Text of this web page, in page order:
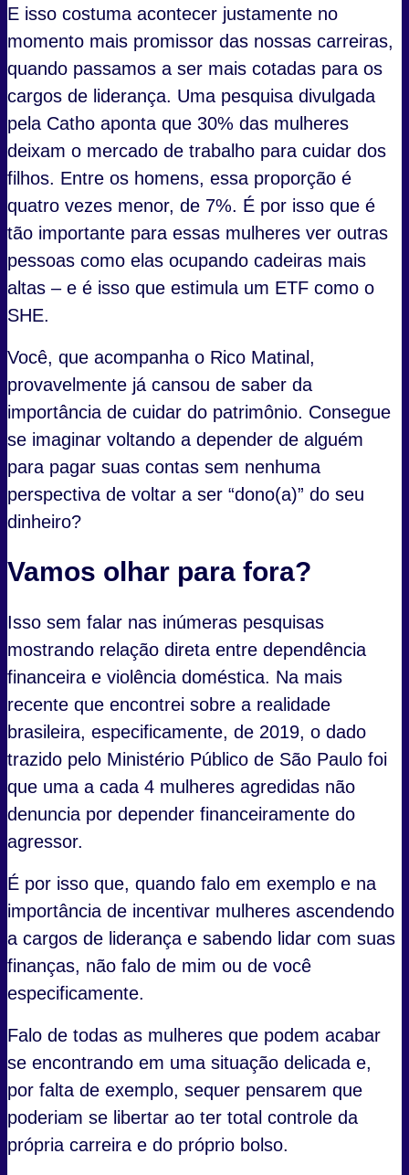
E isso costuma acontecer justamente no
momento mais promissor das nossas carreiras,
quando passamos a ser mais cotadas para os
cargos de liderança. Uma pesquisa divulgada
pela Catho aponta que 30% das mulheres
deixam o mercado de trabalho para cuidar dos
filhos. Entre os homens, essa proporção é
quatro vezes menor, de 7%. É por isso que é
tão importante para essas mulheres ver outras
pessoas como elas ocupando cadeiras mais
altas – e é isso que estimula um ETF como o
SHE.
Você, que acompanha o Rico Matinal,
provavelmente já cansou de saber da
importância de cuidar do patrimônio. Consegue
se imaginar voltando a depender de alguém
para pagar suas contas sem nenhuma
perspectiva de voltar a ser “dono(a)” do seu
dinheiro?
Vamos olhar para fora?
Isso sem falar nas inúmeras pesquisas
mostrando relação direta entre dependência
financeira e violência doméstica. Na mais
recente que encontrei sobre a realidade
brasileira, especificamente, de 2019, o dado
trazido pelo Ministério Público de São Paulo foi
que uma a cada 4 mulheres agredidas não
denuncia por depender financeiramente do
agressor.
É por isso que, quando falo em exemplo e na
importância de incentivar mulheres ascendendo
a cargos de liderança e sabendo lidar com suas
finanças, não falo de mim ou de você
especificamente.
Falo de todas as mulheres que podem acabar
se encontrando em uma situação delicada e,
por falta de exemplo, sequer pensarem que
poderiam se libertar ao ter total controle da
própria carreira e do próprio bolso.